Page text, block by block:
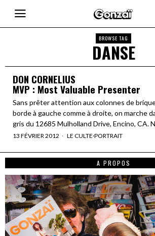
BROWSE TAG
DANSE
DON CORNELIUS
MVP : Most Valuable Presenter
Sans prêter attention aux colonnes de
borde à gauche comme à droite, on marche
gris du 12685 Mulholland Drive, Encino, CA.
13 FÉVRIER 2012 LE CULTE·PORTRAIT
A PROPOS